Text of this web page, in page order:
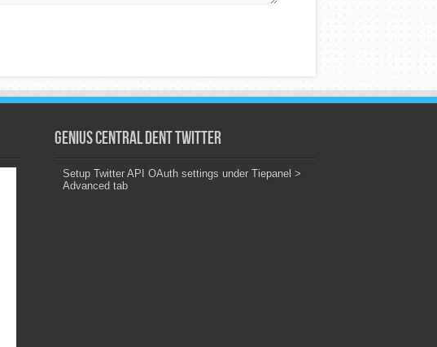
Genius Central Dent Twitter
Setup Twitter API OAuth settings under Tiepanel >
Advanced tab